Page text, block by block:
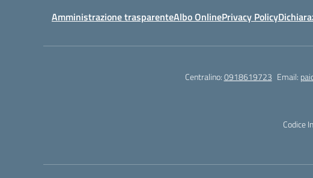
Amministrazione trasparenteAlbo OnlinePrivacy Policy
Centralino:0918619723 Email:
Codice